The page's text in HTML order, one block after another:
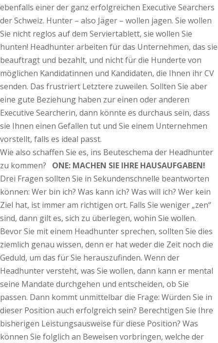
ebenfalls einer der ganz erfolgreichen Executive Searchers
der Schweiz. Hunter – also Jäger – wollen jagen. Sie wollen
Sie nicht reglos auf dem Serviertablett, sie wollen Sie
hunten! Headhunter arbeiten für das Unternehmen, das sie
beauftragt und bezahlt, und nicht für die Hunderte von
möglichen Kandidatinnen und Kandidaten, die Ihnen ihr CV
senden. Das frustriert Letztere zuweilen. Sollten Sie aber
eine gute Beziehung haben zur einen oder anderen
Executive Searcherin, dann könnte es durchaus sein, dass
sie Ihnen einen Gefallen tut und Sie einem Unternehmen
vorstellt, falls es ideal passt.
Wie also schaffen Sie es, ins Beuteschema der Headhunter
zu kommen? ONE: MACHEN SIE IHRE HAUSAUFGABEN!
Drei Fragen sollten Sie in Sekundenschnelle beantworten
können: Wer bin ich? Was kann ich? Was will ich? Wer kein
Ziel hat, ist immer am richtigen ort. Falls Sie weniger „zen“
sind, dann gilt es, sich zu überlegen, wohin Sie wollen.
Bevor Sie mit einem Headhunter sprechen, sollten Sie dies
ziemlich genau wissen, denn er hat weder die Zeit noch die
Geduld, um das für Sie herauszufinden. Wenn der
Headhunter versteht, was Sie wollen, dann kann er mental
seine Mandate durchgehen und entscheiden, ob Sie
passen. Dann kommt unmittelbar die Frage: Würden Sie in
dieser Position auch erfolgreich sein? Berechtigen Sie Ihre
bisherigen Leistungsausweise für diese Position? Was
können Sie folglich an Beweisen vorbringen, welche der